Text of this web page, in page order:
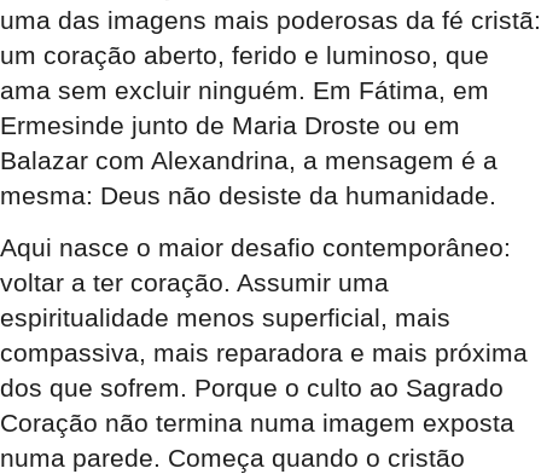
uma das imagens mais poderosas da fé cristã:
um coração aberto, ferido e luminoso, que
ama sem excluir ninguém. Em Fátima, em
Ermesinde junto de Maria Droste ou em
Balazar com Alexandrina, a mensagem é a
mesma: Deus não desiste da humanidade.
Aqui nasce o maior desafio contemporâneo:
voltar a ter coração. Assumir uma
espiritualidade menos superficial, mais
compassiva, mais reparadora e mais próxima
dos que sofrem. Porque o culto ao Sagrado
Coração não termina numa imagem exposta
numa parede. Começa quando o cristão